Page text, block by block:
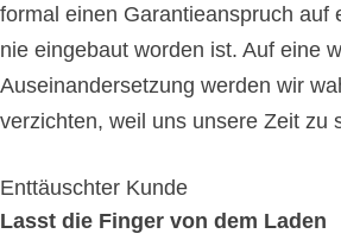
formal einen Garantieanspruch auf
nie eingebaut worden ist. Auf eine
Auseinandersetzung werden wir
verzichten, weil uns unsere Zeit zu
Enttäuschter Kunde
Lasst die Finger von dem Laden